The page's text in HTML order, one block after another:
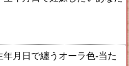
年月日で纏うオーラ色-当た